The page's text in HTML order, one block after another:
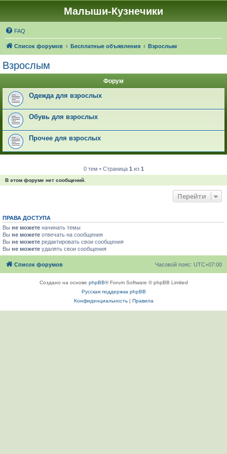
Малыши-Кузнечики
FAQ
Список форумов Бесплатные объявления Взрослым
Взрослым
Форум
Одежда для взрослых
Обувь для взрослых
Прочее для взрослых
0 тем • Страница 1 из 1
В этом форуме нет сообщений.
Перейти
ПРАВА ДОСТУПА
Вы не можете начинать темы
Вы не можете отвечать на сообщения
Вы не можете редактировать свои сообщения
Вы не можете удалять свои сообщения
Список форумов Часовой пояс: UTC+07:00
Создано на основе phpBB® Forum Software © phpBB Limited
Русская поддержка phpBB
Конфиденциальность| Правила